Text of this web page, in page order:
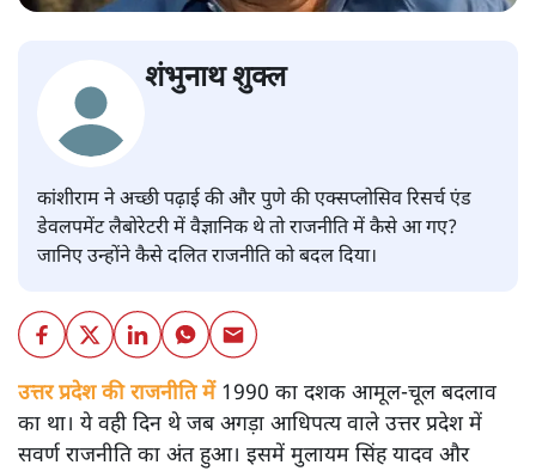
शंभुनाथ शुक्ल
कांशीराम ने अच्छी पढ़ाई की और पुणे की एक्सप्लोसिव रिसर्च एंड
डेवलपमेंट लैबोरेटरी में वैज्ञानिक थे तो राजनीति में कैसे आ गए?
जानिए उन्होंने कैसे दलित राजनीति को बदल दिया।
उत्तर प्रदेश की राजनीति में1990 का दशक आमूल-चूल बदलाव
का था। ये वही दिन थे जब अगड़ा आधिपत्य वाले उत्तर प्रदेश में
सवर्ण राजनीति का अंत हुआ। इसमें मुलायम सिंह यादव और